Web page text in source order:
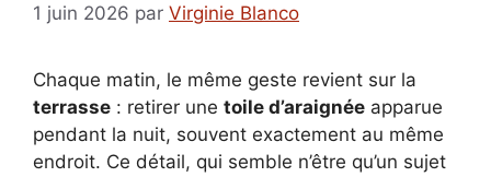
1 juin 2026 par Virginie Blanco
Chaque matin, le même geste revient sur la
terrasse : retirer une toile d’araignée apparue
pendant la nuit, souvent exactement au même
endroit. Ce détail, qui semble n’être qu’un sujet